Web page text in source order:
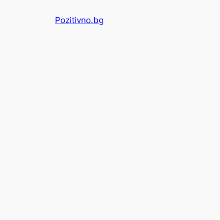
Pozitivno.bg